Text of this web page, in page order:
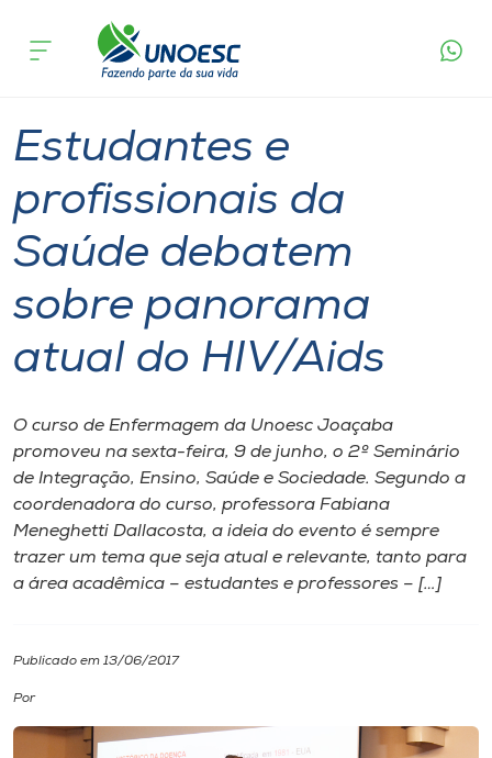
Cursos
Atendimento ao Estudante
Portal de Ensino
Internacionalização
I.nova
Cultura
CPA
acontece
Estudantes e
profissionais da
Saúde debatem
sobre panorama
atual do HIV/Aids
O curso de Enfermagem da Unoesc Joaçaba
promoveu na sexta-feira, 9 de junho, o 2º Seminário
de Integração, Ensino, Saúde e Sociedade. Segundo a
coordenadora do curso, professora Fabiana
Meneghetti Dallacosta, a ideia do evento é sempre
trazer um tema que seja atual e relevante, tanto para
a área acadêmica – estudantes e professores – […]
Publicado em 13/06/2017
Por